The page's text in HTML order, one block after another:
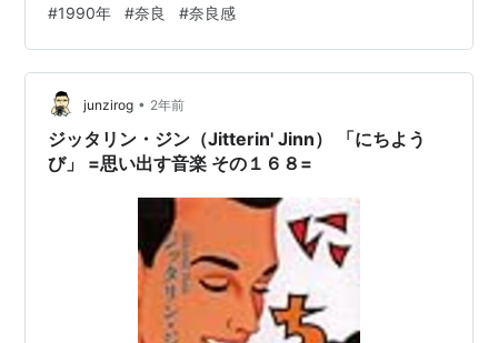
こりそうな感じがあり、起こってしまうと他都道府県に
住む人には手のつけようのない事態になりそうです。で
もそんなことはどうでもよくて奈良は奈良県全体で自慢
できるところがそれぞれあり素晴らしいところです。そ
れを全体として推していけば、もっと奈良県に興…
#1990年 #奈良 #奈良感
junzirog • 2年前
ジッタリン・ジン（Jitterin' Jinn） 「にちよう
び」 =思い出す音楽 その１６８=